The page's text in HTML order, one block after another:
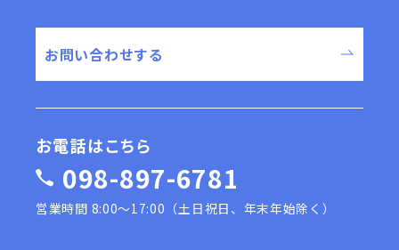
お問い合わせする
お電話はこちら
098-897-6781
営業時間 8:00〜17:00（土日祝日、年末年始除く）